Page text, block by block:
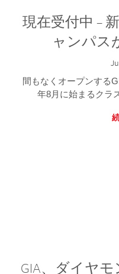
現在受付中 –
ャンパス
間もなくオープンする
年8月に始まるクラ
GIA、ダイヤ